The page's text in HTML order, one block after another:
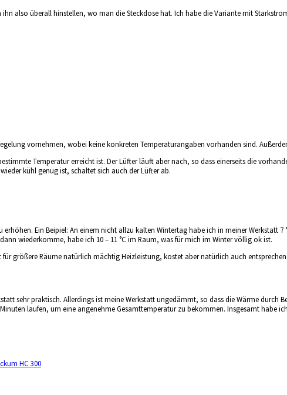
also überall hinstellen, wo man die Steckdose hat. Ich habe die Variante mit
vornehmen, wobei keine konkreten Temperaturangaben vorhanden sind.
Temperatur erreicht ist. Der Lüfter läuft aber nach, so dass einerseits die
kühl genug ist, schaltet sich auch der Lüfter ab.
Ein Beipiel: An einem nicht allzu kalten Wintertag habe ich in meiner Werkstatt
wiederkomme, habe ich 10 – 11 °C im Raum, was für mich im Winter völlig ok ist.
für größere Räume natürlich mächtig Heizleistung, kostet aber natürlich auch
sehr praktisch. Allerdings ist meine Werkstatt ungedämmt, so dass die Wärme
laufen, um eine angenehme Gesamttemperatur zu bekommen. Insgesamt habe
HC 300